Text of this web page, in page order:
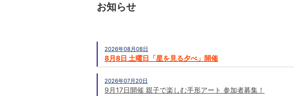
お知らせ
2026年08月08日
8月8日 土曜日「星を見る夕べ」開催
2026年07月20日
9月17日開催 親子で楽しむ手形アート 参加者募集！